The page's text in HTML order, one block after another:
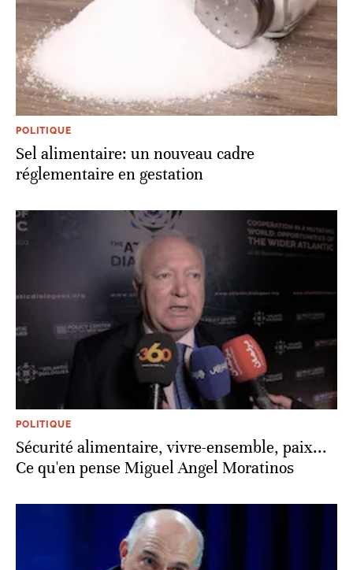
POLITIQUE
Sel alimentaire: un nouveau cadre
réglementaire en gestation
POLITIQUE
Sécurité alimentaire, vivre-ensemble, paix...
Ce qu'en pense Miguel Angel Moratinos